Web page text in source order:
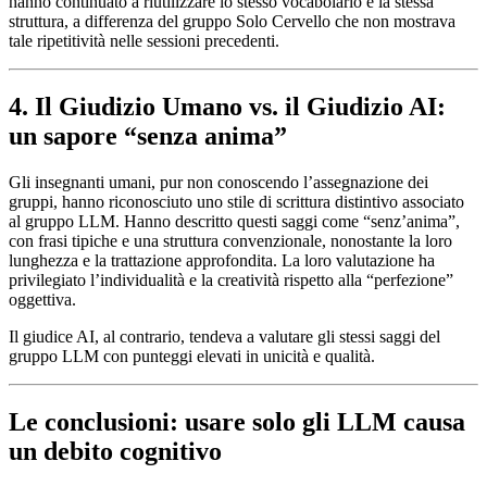
struttura, a differenza del gruppo Solo Cervello che non mostrava
tale ripetitività nelle sessioni precedenti.
4. Il Giudizio Umano vs. il Giudizio AI:
un sapore “senza anima”
Gli insegnanti umani, pur non conoscendo l’assegnazione dei
gruppi, hanno riconosciuto uno stile di scrittura distintivo associato
al gruppo LLM. Hanno descritto questi saggi come “senz’anima”,
con frasi tipiche e una struttura convenzionale, nonostante la loro
lunghezza e la trattazione approfondita. La loro valutazione ha
privilegiato l’individualità e la creatività rispetto alla “perfezione”
oggettiva.
Il giudice AI, al contrario, tendeva a valutare gli stessi saggi del
gruppo LLM con punteggi elevati in unicità e qualità.
Le conclusioni: usare solo gli LLM causa
un debito cognitivo